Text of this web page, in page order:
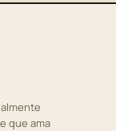
que ama